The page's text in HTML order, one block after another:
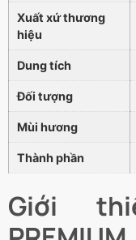
Xuất xứ thương
hiệu
Dung tích
Đối tượng
Mùi hương
Thành phần
Giới